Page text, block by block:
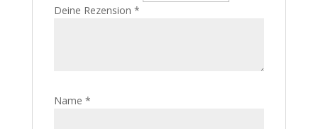
Deine Rezension *
Name *